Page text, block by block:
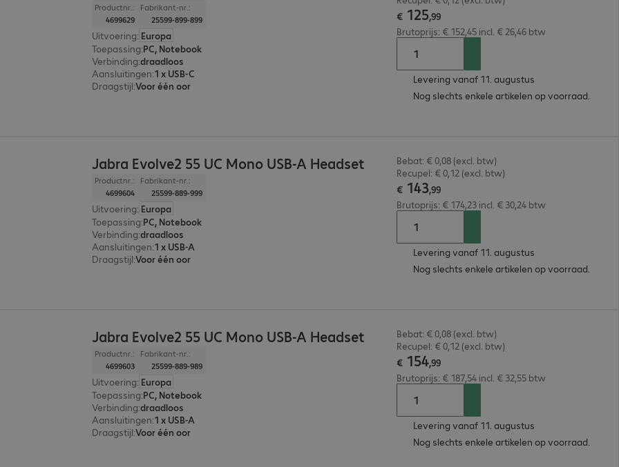
Productnr.:
4699629
Fabrikant-nr.:
25599-899-899
Uitvoering: Europa
Toepassing:PC, Notebook
Verbinding:draadloos
Aansluitingen:1 x USB-C
Draagstijl:Voor één oor
€ 125,99
Brutoprijs: € 152,45 incl. € 26,46 btw
Levering vanaf 11. augustus
Nog slechts enkele artikelen op voorraad.
Jabra Evolve2 55 UC Mono USB-A Headset
Productnr.:
4699604
Fabrikant-nr.:
25599-889-999
Uitvoering: Europa
Toepassing:PC, Notebook
Verbinding:draadloos
Aansluitingen:1 x USB-A
Draagstijl:Voor één oor
Bebat: € 0,08 (excl. btw)
Recupel: € 0,12 (excl. btw)
€ 143,99
Brutoprijs: € 174,23 incl. € 30,24 btw
Levering vanaf 11. augustus
Nog slechts enkele artikelen op voorraad.
Jabra Evolve2 55 UC Mono USB-A Headset
Productnr.:
4699603
Fabrikant-nr.:
25599-889-989
Uitvoering: Europa
Toepassing:PC, Notebook
Verbinding:draadloos
Aansluitingen:1 x USB-A
Draagstijl:Voor één oor
Bebat: € 0,08 (excl. btw)
Recupel: € 0,12 (excl. btw)
€ 154,99
Brutoprijs: € 187,54 incl. € 32,55 btw
Levering vanaf 11. augustus
Nog slechts enkele artikelen op voorraad.